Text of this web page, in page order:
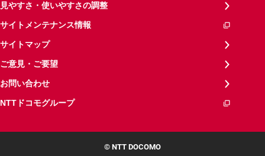
見やすさ・使いやすさの調整
サイトメンテナンス情報
サイトマップ
ご意見・ご要望
お問い合わせ
NTTドコモグループ
© NTT DOCOMO